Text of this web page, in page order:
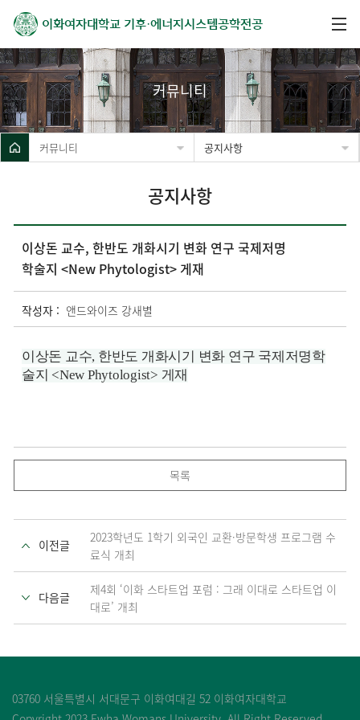
이화여자대학교 기후·에너지시스템공학전공
커뮤니티
커뮤니티 공지사항
공지사항
이상돈 교수, 한반도 개화시기 변화 연구 국제저명
학술지 <New Phytologist> 게재
작성자 : 앤드와이즈 강새별
이상돈 교수, 한반도 개화시기 변화 연구 국제저명학
술지 <New Phytologist> 게재
목록
이전글
2023학년도 1학기 외국인 교환·방문학생 프로그램 수
료식 개최
다음글
제4회 ‘이화 스타트업 포럼 : 그래 이대로 스타트업 이
대로’ 개최
03760 서울특별시 서대문구 이화여대길 52 이화여자대학교